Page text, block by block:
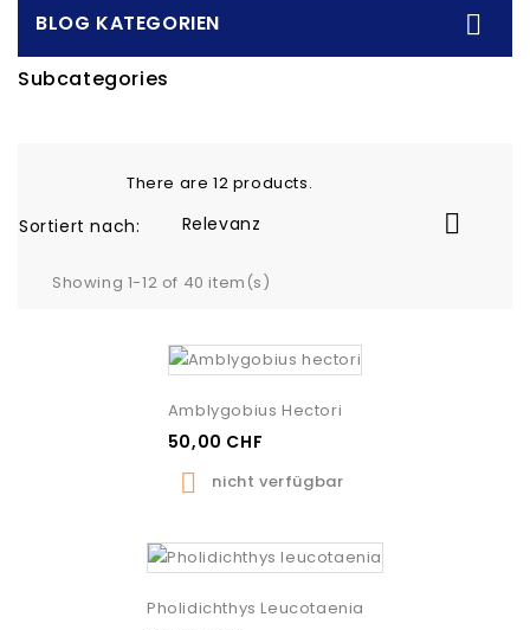
BLOG KATEGORIEN 
Subcategories
There are 12 products.
Sortiert nach: Relevanz 
Showing 1-12 of 40 item(s)
Amblygobius Hectori
50,00 CHF
 nicht verfügbar
Pholidichthys Leucotaenia